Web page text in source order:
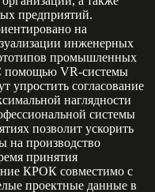
предприятий.
на
инженерных
промышленных
помощью VR-системы
упростить согласование
наглядности
системы
позволит ускорить
на производство
принятия
КРОК совместимо с
проектные данные в